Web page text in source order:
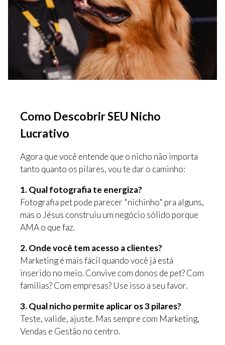
Como Descobrir SEU Nicho
Lucrativo
Agora que você entende que o nicho não importa
tanto quanto os pilares, vou te dar o caminho:
1. Qual fotografia te energiza?
Fotografia pet pode parecer "nichinho" pra alguns,
mas o Jésus construiu um negócio sólido porque
AMA o que faz.
2. Onde você tem acesso a clientes?
Marketing é mais fácil quando você já está
inserido no meio. Convive com donos de pet? Com
famílias? Com empresas? Use isso a seu favor.
3. Qual nicho permite aplicar os 3 pilares?
Teste, valide, ajuste. Mas sempre com Marketing,
Vendas e Gestão no centro.